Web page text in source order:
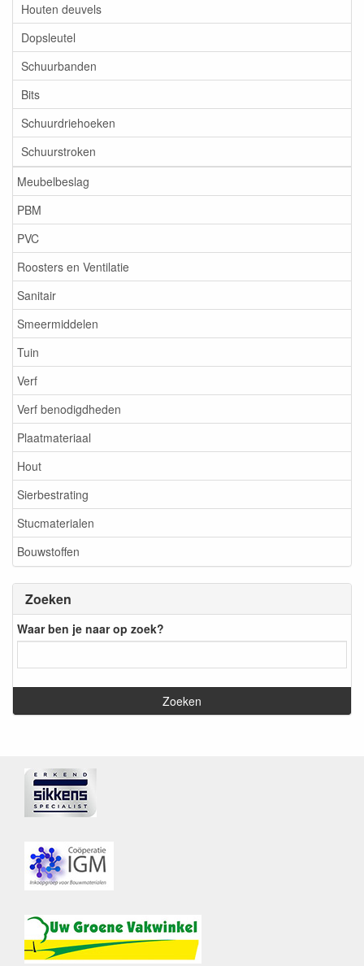
Houten deuvels
Dopsleutel
Schuurbanden
Bits
Schuurdriehoeken
Schuurstroken
Meubelbeslag
PBM
PVC
Roosters en Ventilatie
Sanitair
Smeermiddelen
Tuin
Verf
Verf benodigdheden
Plaatmateriaal
Hout
Sierbestrating
Stucmaterialen
Bouwstoffen
Zoeken
Waar ben je naar op zoek?